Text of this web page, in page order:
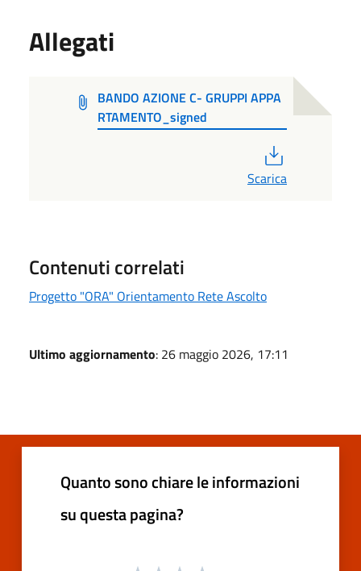
Allegati
BANDO AZIONE C- GRUPPI APPA
RTAMENTO_signed
Scarica
Contenuti correlati
Progetto "ORA" Orientamento Rete Ascolto
Ultimo aggiornamento: 26 maggio 2026, 17:11
Quanto sono chiare le informazioni
su questa pagina?